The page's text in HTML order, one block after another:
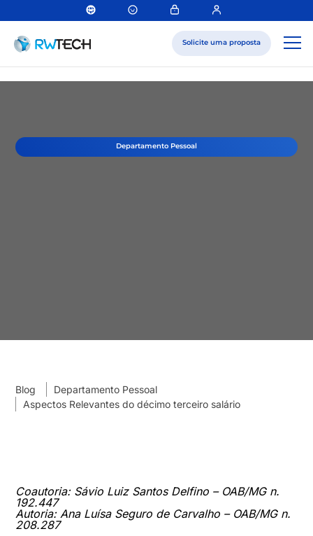
Solicite uma proposta
Departamento Pessoal
Blog
Departamento Pessoal
Aspectos Relevantes do décimo terceiro salário
Coautoria: Sávio Luiz Santos Delfino – OAB/MG n.
192.447
Autoria: Ana Luísa Seguro de Carvalho – OAB/MG n.
208.287